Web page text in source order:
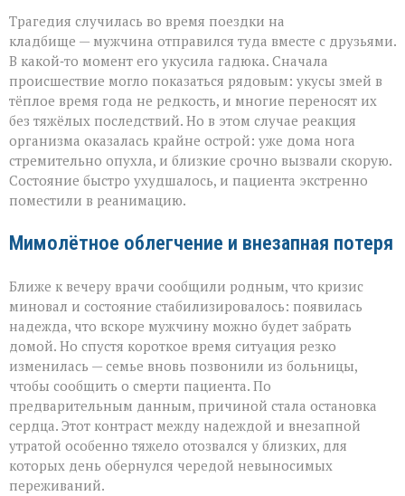
Трагедия случилась во время поездки на
кладбище — мужчина отправился туда вместе с друзьями.
В какой‑то момент его укусила гадюка. Сначала
происшествие могло показаться рядовым: укусы змей в
тёплое время года не редкость, и многие переносят их
без тяжёлых последствий. Но в этом случае реакция
организма оказалась крайне острой: уже дома нога
стремительно опухла, и близкие срочно вызвали скорую.
Состояние быстро ухудшалось, и пациента экстренно
поместили в реанимацию.
Мимолётное облегчение и внезапная потеря
Ближе к вечеру врачи сообщили родным, что кризис
миновал и состояние стабилизировалось: появилась
надежда, что вскоре мужчину можно будет забрать
домой. Но спустя короткое время ситуация резко
изменилась — семье вновь позвонили из больницы,
чтобы сообщить о смерти пациента. По
предварительным данным, причиной стала остановка
сердца. Этот контраст между надеждой и внезапной
утратой особенно тяжело отозвался у близких, для
которых день обернулся чередой невыносимых
переживаний.